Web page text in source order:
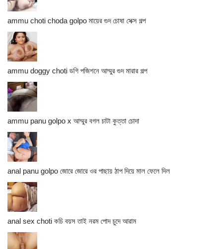
ammu choti choda golpo মায়ের গুদ চোষা সেক্স গল্প
ammu doggy choti ডগি পজিশনে আম্মুর গুদ মারার গল্প
ammu panu golpo x আম্মুর বগল চাটা কুত্তা চোদা
anal panu golpo জোরে জোরে ওর পাছায় ঠাপ দিয়ে মাল ফেলে দিল
anal sex choti কচি বয়স তাই নরম পোদ চুদে আরাম